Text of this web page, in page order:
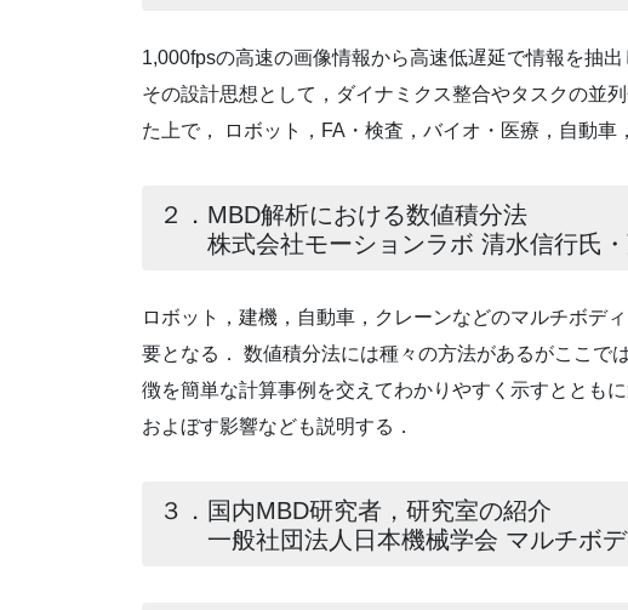
1,000fpsの高速の画像情報から高速低遅延で情報を抽
その設計思想として，ダイナミクス整合やタスクの並
た上で， ロボット，FA・検査，バイオ・医療，自動
２．MBD解析における数値積分法
株式会社モーションラボ 清水信行氏・
ロボット，建機，自動車，クレーンなどのマルチボデ
要となる． 数値積分法には種々の方法があるがここで
徴を簡単な計算事例を交えてわかりやすく示すととも
およぼす影響なども説明する．
３．国内MBD研究者，研究室の紹介
一般社団法人日本機械学会 マルチボデ